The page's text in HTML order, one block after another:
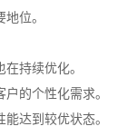
位。
持续优化。
的个性化需求。
达到较优状态。